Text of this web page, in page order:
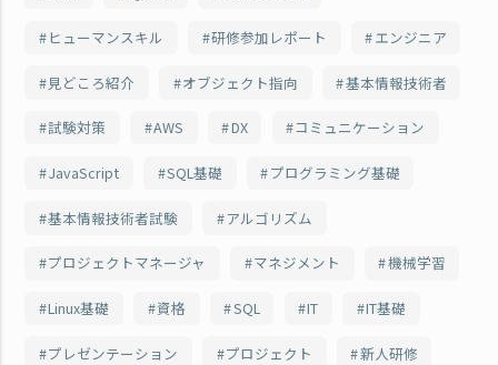
ヒューマンスキル 研修参加レポート エンジニア
見どころ紹介 オブジェクト指向 基本情報技術者
試験対策 AWS DX コミュニケーション
JavaScript SQL基礎 プログラミング基礎
基本情報技術者試験 アルゴリズム
プロジェクトマネージャ マネジメント 機械学習
Linux基礎 資格 SQL IT IT基礎
プレゼンテーション プロジェクト 新人研修